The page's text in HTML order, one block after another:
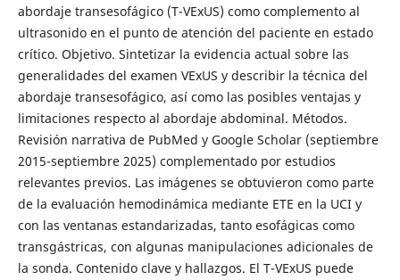
abordaje transesofágico (T-VExUS) como complemento al
ultrasonido en el punto de atención del paciente en estado
crítico. Objetivo. Sintetizar la evidencia actual sobre las
generalidades del examen VExUS y describir la técnica del
abordaje transesofágico, así como las posibles ventajas y
limitaciones respecto al abordaje abdominal. Métodos.
Revisión narrativa de PubMed y Google Scholar (septiembre
2015-septiembre 2025) complementado por estudios
relevantes previos. Las imágenes se obtuvieron como parte
de la evaluación hemodinámica mediante ETE en la UCI y
con las ventanas estandarizadas, tanto esofágicas como
transgástricas, con algunas manipulaciones adicionales de
la sonda. Contenido clave y hallazgos. El T-VExUS puede